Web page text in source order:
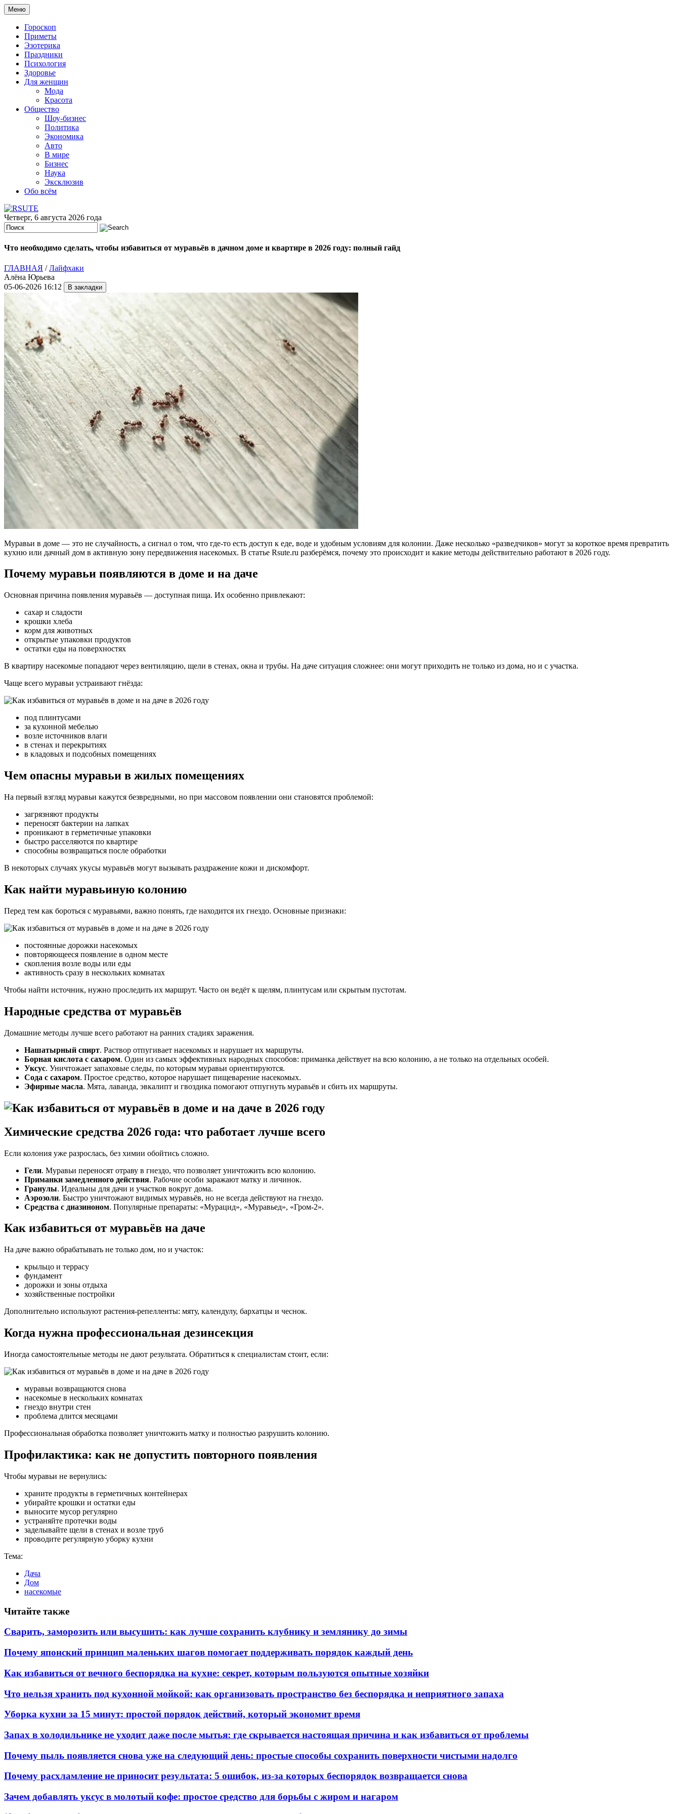
Меню
Гороскоп
Приметы
Эзотерика
Праздники
Психология
Здоровье
Для женщин
Мода
Красота
Общество
Шоу-бизнес
Политика
Экономика
Авто
В мире
Бизнес
Наука
Эксклюзив
Обо всём
Четверг, 6 августа 2026 года
Что необходимо сделать, чтобы избавиться от муравьёв в дачном доме и квартире в 2026 году: полный гайд
ГЛАВНАЯ /Лайфхаки
Алёна Юрьева
05-06-2026 16:12
Муравьи в доме — это не случайность, а сигнал о том, что где-то есть доступ к еде, воде и удобным условиям для колонии. Даже несколько «разведчиков» могут за короткое время превратить
кухню или дачный дом в активную зону передвижения насекомых. В статье Rsute.ru разберёмся, почему это происходит и какие методы действительно работают в 2026 году.
Почему муравьи появляются в доме и на даче
Основная причина появления муравьёв — доступная пища. Их особенно привлекают:
сахар и сладости
крошки хлеба
корм для животных
открытые упаковки продуктов
остатки еды на поверхностях
В квартиру насекомые попадают через вентиляцию, щели в стенах, окна и трубы. На даче ситуация сложнее: они могут приходить не только из дома, но и с участка.
Чаще всего муравьи устраивают гнёзда:
под плинтусами
за кухонной мебелью
возле источников влаги
в стенах и перекрытиях
в кладовых и подсобных помещениях
Чем опасны муравьи в жилых помещениях
На первый взгляд муравьи кажутся безвредными, но при массовом появлении они становятся проблемой:
загрязняют продукты
переносят бактерии на лапках
проникают в герметичные упаковки
быстро расселяются по квартире
способны возвращаться после обработки
В некоторых случаях укусы муравьёв могут вызывать раздражение кожи и дискомфорт.
Как найти муравьиную колонию
Перед тем как бороться с муравьями, важно понять, где находится их гнездо. Основные признаки:
постоянные дорожки насекомых
повторяющееся появление в одном месте
скопления возле воды или еды
активность сразу в нескольких комнатах
Чтобы найти источник, нужно проследить их маршрут. Часто он ведёт к щелям, плинтусам или скрытым пустотам.
Народные средства от муравьёв
Домашние методы лучше всего работают на ранних стадиях заражения.
Нашатырный спирт. Раствор отпугивает насекомых и нарушает их маршруты.
Борная кислота с сахаром. Один из самых эффективных народных способов: приманка действует на всю колонию, а не только на отдельных особей.
Уксус. Уничтожает запаховые следы, по которым муравьи ориентируются.
Сода с сахаром. Простое средство, которое нарушает пищеварение насекомых.
Эфирные масла. Мята, лаванда, эвкалипт и гвоздика помогают отпугнуть муравьёв и сбить их маршруты.
Химические средства 2026 года: что работает лучше всего
Если колония уже разрослась, без химии обойтись сложно.
Гели. Муравьи переносят отраву в гнездо, что позволяет уничтожить всю колонию.
Приманки замедленного действия. Рабочие особи заражают матку и личинок.
Гранулы. Идеальны для дачи и участков вокруг дома.
Аэрозоли. Быстро уничтожают видимых муравьёв, но не всегда действуют на гнездо.
Средства с диазиноном. Популярные препараты: «Мурацид», «Муравьед», «Гром-2».
Как избавиться от муравьёв на даче
На даче важно обрабатывать не только дом, но и участок:
крыльцо и террасу
фундамент
дорожки и зоны отдыха
хозяйственные постройки
Дополнительно используют растения-репелленты: мяту, календулу, бархатцы и чеснок.
Когда нужна профессиональная дезинсекция
Иногда самостоятельные методы не дают результата. Обратиться к специалистам стоит, если:
муравьи возвращаются снова
насекомые в нескольких комнатах
гнездо внутри стен
проблема длится месяцами
Профессиональная обработка позволяет уничтожить матку и полностью разрушить колонию.
Профилактика: как не допустить повторного появления
Чтобы муравьи не вернулись:
храните продукты в герметичных контейнерах
убирайте крошки и остатки еды
выносите мусор регулярно
устраняйте протечки воды
заделывайте щели в стенах и возле труб
проводите регулярную уборку кухни
Тема:
Дача
Дом
насекомые
Читайте также
Сварить, заморозить или высушить: как лучше сохранить клубнику и землянику до зимы
Почему японский принцип маленьких шагов помогает поддерживать порядок каждый день
Как избавиться от вечного беспорядка на кухне: секрет, которым пользуются опытные хозяйки
Что нельзя хранить под кухонной мойкой: как организовать пространство без беспорядка и неприятного запаха
Уборка кухни за 15 минут: простой порядок действий, который экономит время
Запах в холодильнике не уходит даже после мытья: где скрывается настоящая причина и как избавиться от проблемы
Почему пыль появляется снова уже на следующий день: простые способы сохранить поверхности чистыми надолго
Почему расхламление не приносит результата: 5 ошибок, из-за которых беспорядок возвращается снова
Зачем добавлять уксус в молотый кофе: простое средство для борьбы с жиром и нагаром